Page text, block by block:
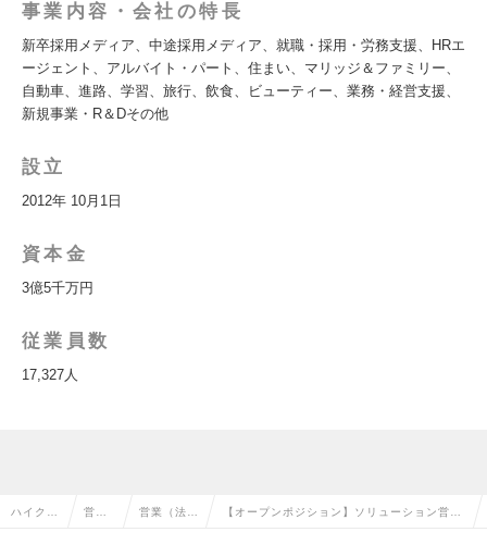
事業内容・会社の特長
新卒採用メディア、中途採用メディア、就職・採用・労務支援、HRエ
ージェント、アルバイト・パート、住まい、マリッジ＆ファミリー、
自動車、進路、学習、旅行、飲食、ビューティー、業務・経営支援、
新規事業・R＆Dその他
設立
2012年 10月1日
資本金
3億5千万円
従業員数
17,327人
ハイクラ 営業 営業（法人 【オープンポジション】ソリューション営